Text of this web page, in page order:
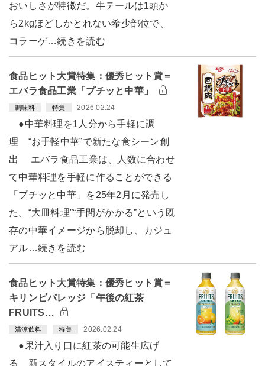
おいしさが特徴だ。牛テールは1頭か
ら2kgほどしかとれない希少部位で、
コラーゲ…続きを読む
食品ヒット大賞特集：優秀ヒット賞＝
エバラ食品工業「プチッと中華」
調味料 特集 2026.02.24
●中華料理を1人分から手軽に調
理 “お手軽中華”で新たな食シーン創
出 エバラ食品工業は、人数に合わせ
て中華料理を手軽に作ることができる
「プチッと中華」を25年2月に発売し
た。“大皿料理”“手間がかかる”という既
存の中華イメージから脱却し、カジュ
アル…続きを読む
食品ヒット大賞特集：優秀ヒット賞＝
キリンビバレッジ「午後の紅茶
FRUITS…
清涼飲料 特集 2026.02.24
●果汁入り口に紅茶の可能生広げ
る 新スタイルのアイスティーとして